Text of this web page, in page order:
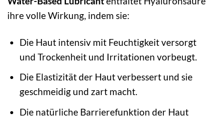
ihre volle Wirkung, indem sie:
Die Haut intensiv mit Feuchtigkeit versorgt
und Trockenheit und Irritationen vorbeugt.
Die Elastizität der Haut verbessert und sie
geschmeidig und zart macht.
Die natürliche Barrierefunktion der Haut